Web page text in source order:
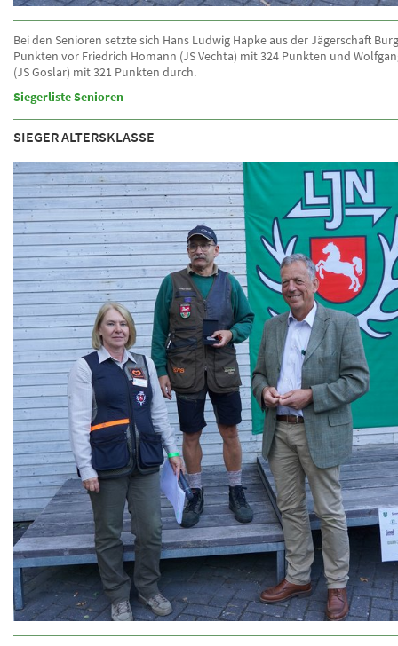
Bei den Senioren setzte sich Hans Ludwig Hapke aus der Jägerschaft
Punkten vor Friedrich Homann (JS Vechta) mit 324 Punkten und
(JS Goslar) mit 321 Punkten durch.
Siegerliste Senioren
SIEGER ALTERSKLASSE